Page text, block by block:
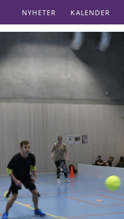
NYHETER KALENDER